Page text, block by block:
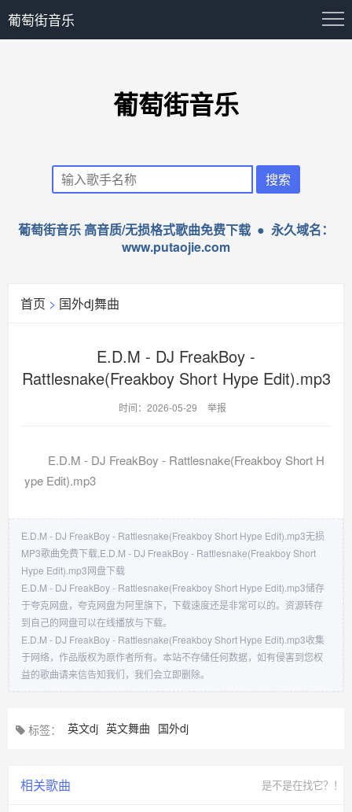
葡萄街音乐
葡萄街音乐
葡萄街音乐 高音质/无损格式歌曲免费下载 ● 永久域名：
www.putaojie.com
首页 > 国外dj舞曲
E.D.M - DJ FreakBoy -
Rattlesnake(Freakboy Short Hype Edit).mp3
时间：2026-05-29 举报
E.D.M - DJ FreakBoy - Rattlesnake(Freakboy Short H
ype Edit).mp3
E.D.M - DJ FreakBoy - Rattlesnake(Freakboy Short Hype Edit).mp3无损
MP3歌曲免费下载,E.D.M - DJ FreakBoy - Rattlesnake(Freakboy Short
Hype Edit).mp3网盘下载
E.D.M - DJ FreakBoy - Rattlesnake(Freakboy Short Hype Edit).mp3储存
于夸克网盘，夸克网盘为阿里旗下，下载速度还是非常可以的。资源转存
到自己的网盘可以在线播放与下载。
E.D.M - DJ FreakBoy - Rattlesnake(Freakboy Short Hype Edit).mp3收集
于网络，作品版权为原作者所有。本站不存储任何数据，如有侵害到您权
益的歌曲请来信告知我们，我们会立即删除。
标签： 英文dj 英文舞曲 国外dj
相关歌曲 是不是在找它？！